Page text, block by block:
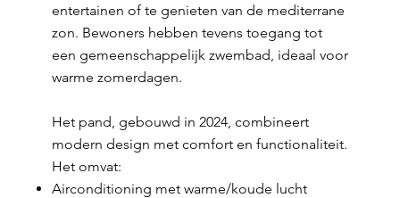
entertainen of te genieten van de mediterrane
zon. Bewoners hebben tevens toegang tot
een gemeenschappelijk zwembad, ideaal voor
warme zomerdagen.
Het pand, gebouwd in 2024, combineert
modern design met comfort en functionaliteit.
Het omvat:
Airconditioning met warme/koude lucht